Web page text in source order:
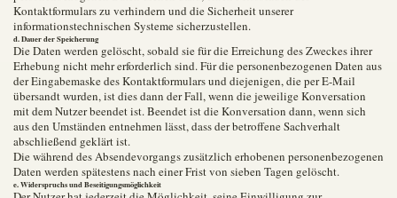
Kontaktformulars zu verhindern und die Sicherheit unserer
informationstechnischen Systeme sicherzustellen.
d. Dauer der Speicherung
Die Daten werden gelöscht, sobald sie für die Erreichung des Zweckes ihrer
Erhebung nicht mehr erforderlich sind. Für die personenbezogenen Daten aus
der Eingabemaske des Kontaktformulars und diejenigen, die per E-Mail
übersandt wurden, ist dies dann der Fall, wenn die jeweilige Konversation
mit dem Nutzer beendet ist. Beendet ist die Konversation dann, wenn sich
aus den Umständen entnehmen lässt, dass der betroffene Sachverhalt
abschließend geklärt ist.
Die während des Absendevorgangs zusätzlich erhobenen personenbezogenen
Daten werden spätestens nach einer Frist von sieben Tagen gelöscht.
e. Widerspruchs und Beseitigungsmöglichkeit